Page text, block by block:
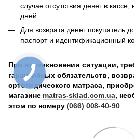
случае отсутствия денег в
дней.
Для возврата денег покупатель
паспорт и идентификационный
При возникновении ситуации,
гарантийных обязательств,
ортопедического матраса,
магазине matras-sklad.com.ua,
этом по номеру (066) 008-40-90